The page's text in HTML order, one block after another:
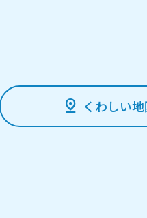
くわしい